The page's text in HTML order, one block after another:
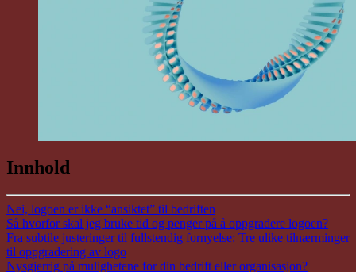
Innhold
Nei, logoen er ikke “ansiktet” til bedriften
Så hvorfor skal jeg bruke tid og penger på å oppgradere logoen?
Fra subtile justeringer til fullstendig fornyelse: Tre ulike tilnærminger
til oppgradering av logo
Nysgjerrig på mulighetene for din bedrift eller organisasjon?